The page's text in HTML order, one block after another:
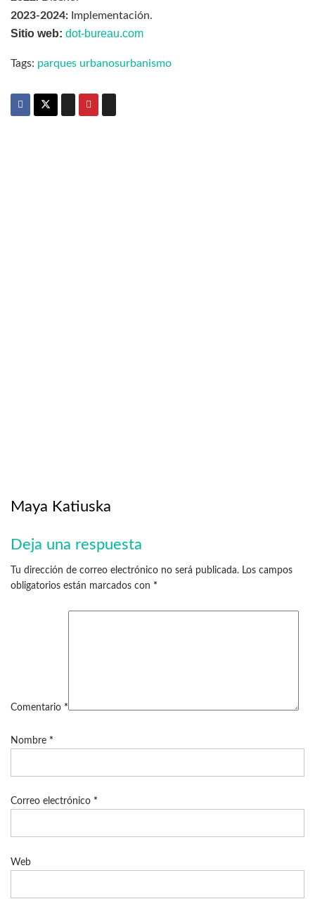
2023-2024: Implementación.
Sitio web: dot-bureau.com
Tags: parques urbanosurbanismo
Maya Katiuska
Deja una respuesta
Tu dirección de correo electrónico no será publicada. Los campos
obligatorios están marcados con *
Comentario *
Nombre *
Correo electrónico *
Web